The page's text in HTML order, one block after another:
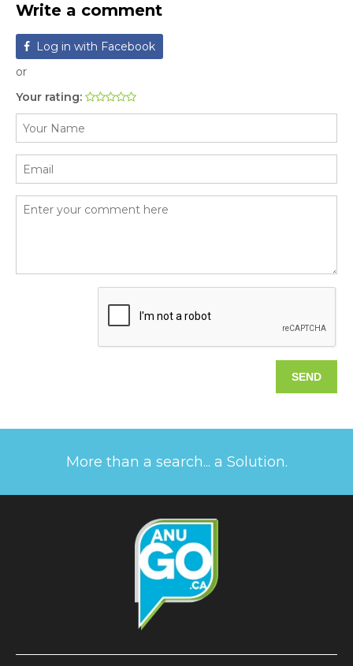
Write a comment
Log in with Facebook
or
Your rating:
More than a search... a Solution.